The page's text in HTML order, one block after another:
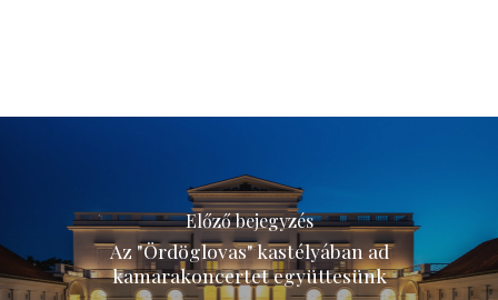
Előző bejegyzés
Az "Ördöglovas" kastélyában ad
kamarakoncertet együttesünk